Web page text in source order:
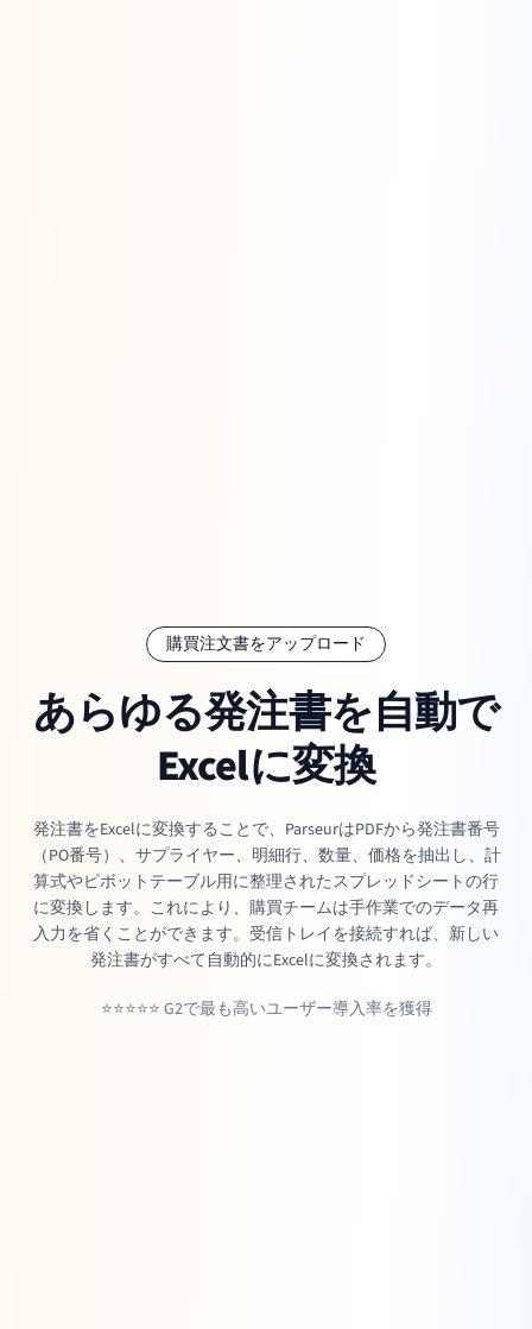
購買注文書をアップロード
あらゆる発注書を自動で
Excelに変換
発注書をExcelに変換することで、ParseurはPDFから発注書番号
（PO番号）、サプライヤー、明細行、数量、価格を抽出し、計
算式やピボットテーブル用に整理されたスプレッドシートの行
に変換します。これにより、購買チームは手作業でのデータ再
入力を省くことができます。受信トレイを接続すれば、新しい
発注書がすべて自動的にExcelに変換されます。
⭐⭐⭐⭐⭐ G2で最も高いユーザー導入率を獲得